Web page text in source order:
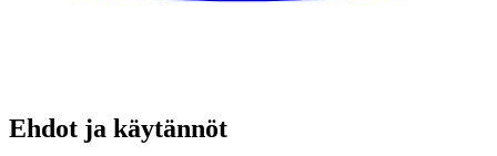
Ehdot ja käytännöt